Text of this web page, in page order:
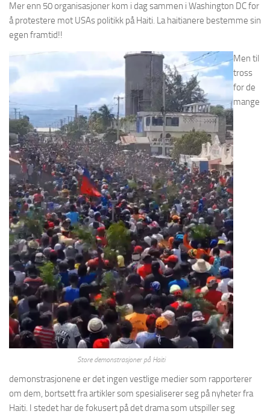
Mer enn 50 organisasjoner kom i dag sammen i Washington DC for
å protestere mot USAs politikk på Haiti. La haitianere bestemme sin
egen framtid!!
Store demonstrasjoner på Haiti
Men til
tross
for de
mange
demonstrasjonene er det ingen vestlige medier som rapporterer
om dem, bortsett fra artikler som spesialiserer seg på nyheter fra
Haiti. I stedet har de fokusert på det drama som utspiller seg